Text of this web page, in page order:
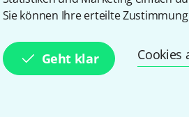
Sie können Ihre erteilte
Geht klar Cookies